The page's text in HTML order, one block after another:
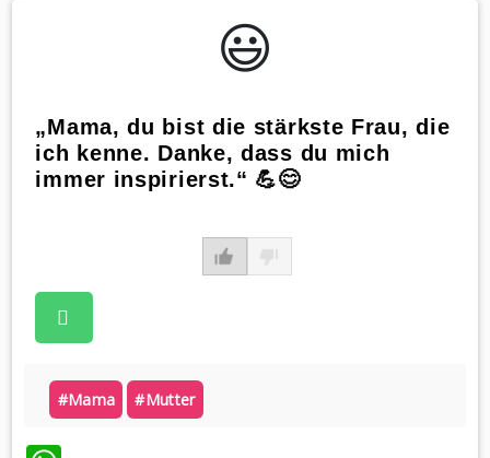
😃️
„Mama, du bist die stärkste Frau, die
ich kenne. Danke, dass du mich
immer inspirierst.“ 💪😊
#mama #mutter